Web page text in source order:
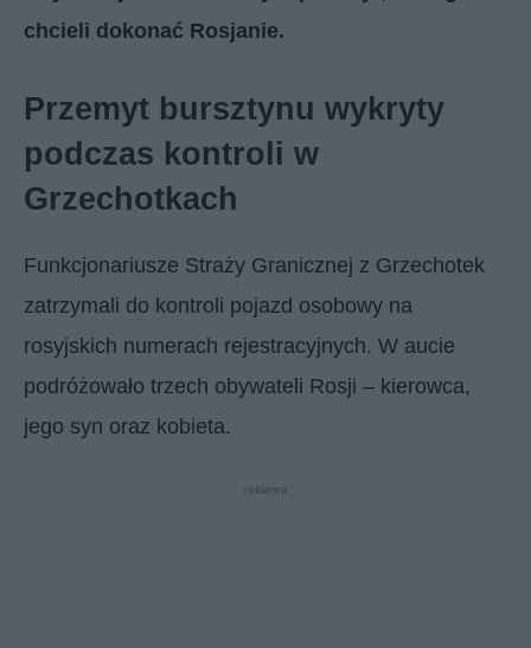
chcieli dokonać Rosjanie.
Przemyt bursztynu wykryty
podczas kontroli w
Grzechotkach
Funkcjonariusze Straży Granicznej z Grzechotek
zatrzymali do kontroli pojazd osobowy na
rosyjskich numerach rejestracyjnych. W aucie
podróżowało trzech obywateli Rosji – kierowca,
jego syn oraz kobieta.
reklama